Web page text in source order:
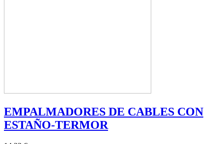
EMPALMADORES DE CABLES CON
ESTAÑO-TERMOR